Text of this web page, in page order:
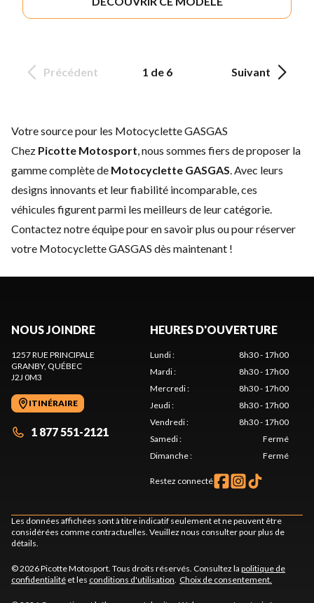
Précédent 1 de 6 Suivant
Votre source pour les Motocyclette GASGAS
Chez Picotte Motosport, nous sommes fiers de proposer la
gamme complète de Motocyclette GASGAS. Avec leurs
designs innovants et leur fiabilité incomparable, ces
véhicules figurent parmi les meilleurs de leur catégorie.
Contactez notre équipepour en savoir plus ou pour réserver
votre Motocyclette GASGAS dès maintenant !
NOUS JOINDRE
1257 RUE PRINCIPALE
GRANBY, QUÉBEC
J2J 0M3
ITINÉRAIRE
1 877 551-2121
HEURES D'OUVERTURE
Lundi:
8h30 - 17h00
Mardi:
8h30 - 17h00
Mercredi:
8h30 - 17h00
Jeudi:
8h30 - 17h00
Vendredi:
8h30 - 17h00
Samedi:
Fermé
Dimanche: Fermé
Restez connecté
Les données affichées sont à titre indicatif seulement et ne peuvent être
considérées comme contractuelles. Veuillez nous consulter pour plus de
détails.
© 2026 Picotte Motosport. Tous droits réservés. Consultez la politique de
confidentialité et les conditions d'utilisation. Choix de consentement.